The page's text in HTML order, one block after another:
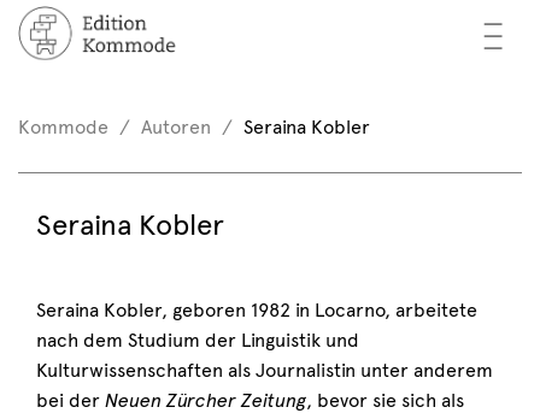
—
—
—
/ Registrieren
Kommode Autoren Seraina Kobler
Seraina Kobler
Seraina Kobler, geboren 1982 in Locarno, arbeitete
nach dem Studium der Linguistik und
Kulturwissenschaften als Journalistin unter anderem
bei der Neuen Zürcher Zeitung, bevor sie sich als